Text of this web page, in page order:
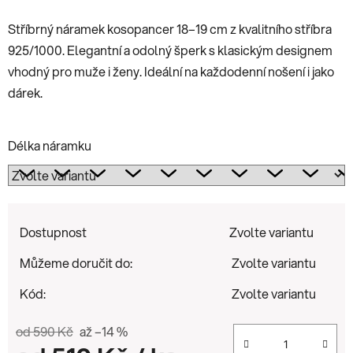
Stříbrný náramek kosopancer 18–19 cm z kvalitního stříbra
925/1000. Elegantní a odolný šperk s klasickým designem
vhodný pro muže i ženy. Ideální na každodenní nošení i jako
dárek.
Délka náramku
Dostupnost
Zvolte variantu
Můžeme doručit do:
Zvolte variantu
Kód:
Zvolte variantu
od 590 Kč až –14 %